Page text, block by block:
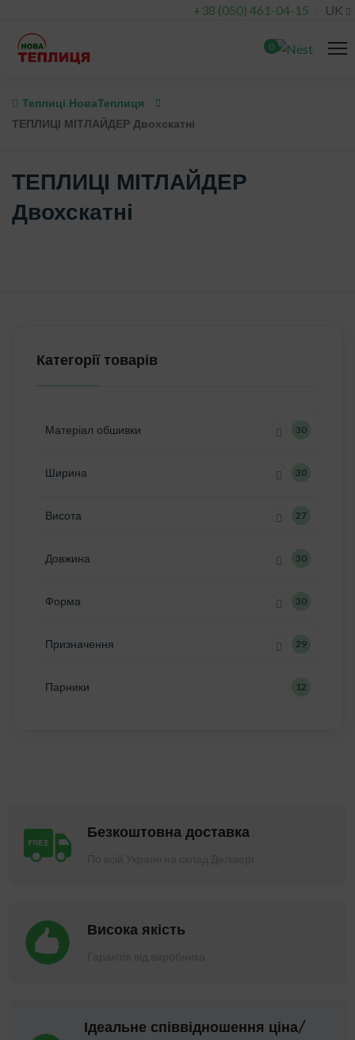
+38 (050) 461-04-15 UK
0
Теплиці НоваТеплиця
ТЕПЛИЦІ МІТЛАЙДЕР Двохскатні
ТЕПЛИЦІ МІТЛАЙДЕР
Двохскатні
Категорії товарів
Матеріал обшивки 30
Ширина 30
Висота 27
Довжина 30
Форма 30
Призначення 29
Парники 12
Безкоштовна доставка
Висока якість
Ідеальне співвідношення ціна/